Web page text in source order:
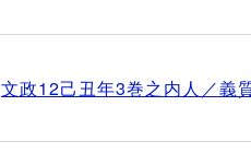
文政12己丑年3巻之内人／義